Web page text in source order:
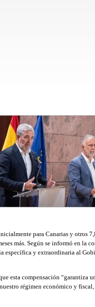
para Canarias y otros
más. Según se informó en la
específica y extraordinaria al
esta compensación “garantiza
régimen económico y